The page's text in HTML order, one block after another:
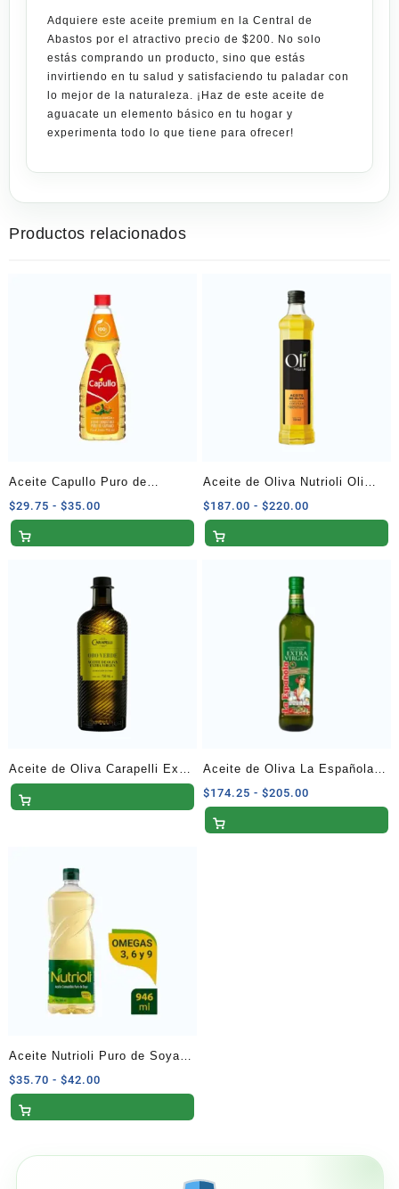
Adquiere este aceite premium en la Central de
Abastos por el atractivo precio de $200. No solo
estás comprando un producto, sino que estás
invirtiendo en tu salud y satisfaciendo tu paladar con
lo mejor de la naturaleza. ¡Haz de este aceite de
aguacate un elemento básico en tu hogar y
experimenta todo lo que tiene para ofrecer!
Productos relacionados
Aceite Capullo Puro de
Cártamo 750 ml
$29.75 - $35.00
de
$29.75
hasta
$35.00
Aceite de Oliva Nutrioli Oli
750 ml
$187.00 - $220.00
de
$220.00
Aceite de Oliva Carapelli Extra
Virgen 750 ml
Aceite de Oliva La Española
Extra Virgen 750 ml
$174.25 - $205.00
de
Aceite Nutrioli Puro de Soya
946 ml
$35.70 - $42.00
de
$35.70